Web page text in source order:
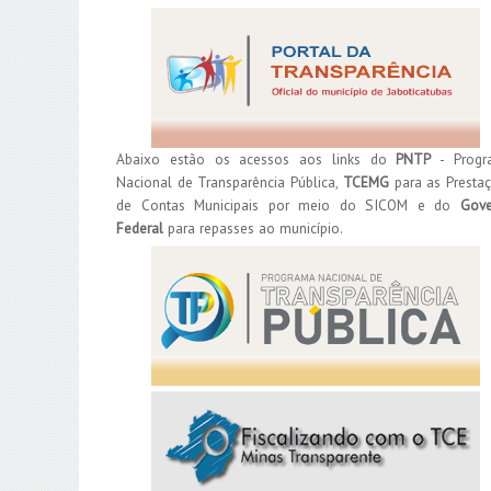
Abaixo estão os acessos aos links do PNTP-
Nacional de Transparência Pública, TCEMGpara as
de Contas Municipais por meio do SICOM e do
Federal para repasses ao município.